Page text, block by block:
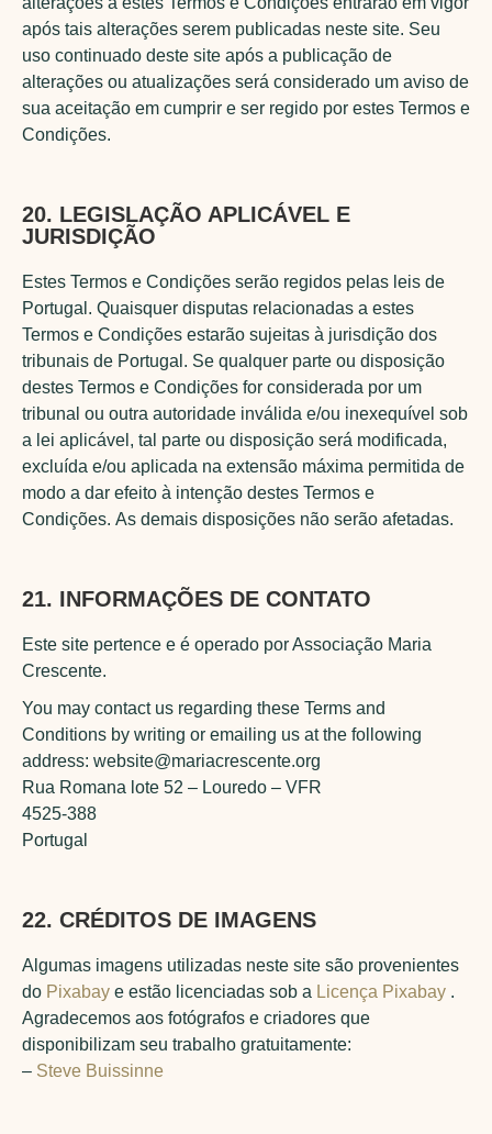
após tais alterações serem publicadas neste site. Seu
uso continuado deste site após a publicação de
alterações ou atualizações será considerado um aviso de
sua aceitação em cumprir e ser regido por estes Termos e
Condições.
20. LEGISLAÇÃO APLICÁVEL E
JURISDIÇÃO
Estes Termos e Condições serão regidos pelas leis de
Portugal. Quaisquer disputas relacionadas a estes
Termos e Condições estarão sujeitas à jurisdição dos
tribunais de Portugal. Se qualquer parte ou disposição
destes Termos e Condições for considerada por um
tribunal ou outra autoridade inválida e/ou inexequível sob
a lei aplicável, tal parte ou disposição será modificada,
excluída e/ou aplicada na extensão máxima permitida de
modo a dar efeito à intenção destes Termos e
Condições. As demais disposições não serão afetadas.
21. INFORMAÇÕES DE CONTATO
Este site pertence e é operado por Associação Maria
Crescente.
You may contact us regarding these Terms and
Conditions by writing or emailing us at the following
address: website@mariacrescente.org
Rua Romana lote 52 – Louredo – VFR
4525-388
Portugal
22. CRÉDITOS DE IMAGENS
Algumas imagens utilizadas neste site são provenientes
do Pixabay e estão licenciadas sob a Licença Pixabay .
Agradecemos aos fotógrafos e criadores que
disponibilizam seu trabalho gratuitamente:
– Steve Buissinne